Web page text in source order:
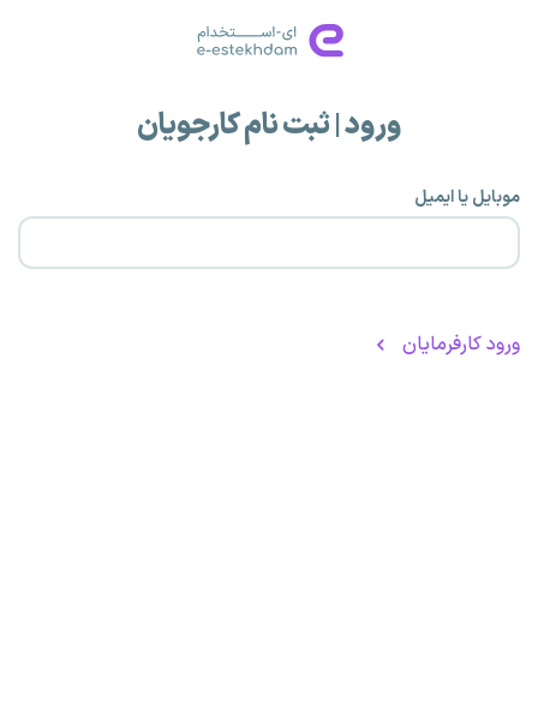
ورود | ثبت نام کارجویان
موبایل یا ایمیل
ورود کارفرمایان